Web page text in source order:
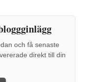
och få senaste
direkt till din